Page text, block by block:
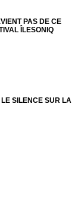
PAS DE CE
ÎLESONIQ
SILENCE SUR LA